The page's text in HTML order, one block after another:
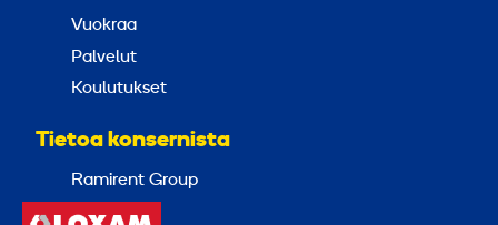
Vuokraa
Palvelut
Koulutukset
Tietoa konsernista
Ramirent Group